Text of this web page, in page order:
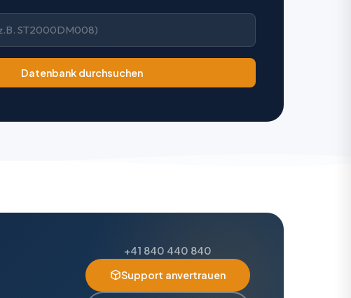
Datenbank durchsuchen
+41 840 440 840
Support anvertrauen